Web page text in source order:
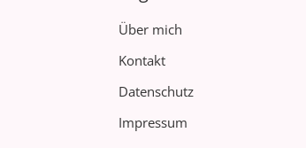
Über mich
Kontakt
Datenschutz
Impressum